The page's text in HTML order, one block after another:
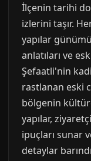
İlçenin tarihi
izlerini taşır.
yapılar
anlatıları ve
Şefaatli'nin
rastlanan eski
bölgenin
yapılar,
ipuçları sunar
detaylar